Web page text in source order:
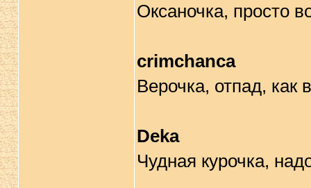
Оксаночка, просто
crimchanca
Верочка, отпад, как
Deka
Чудная курочка,